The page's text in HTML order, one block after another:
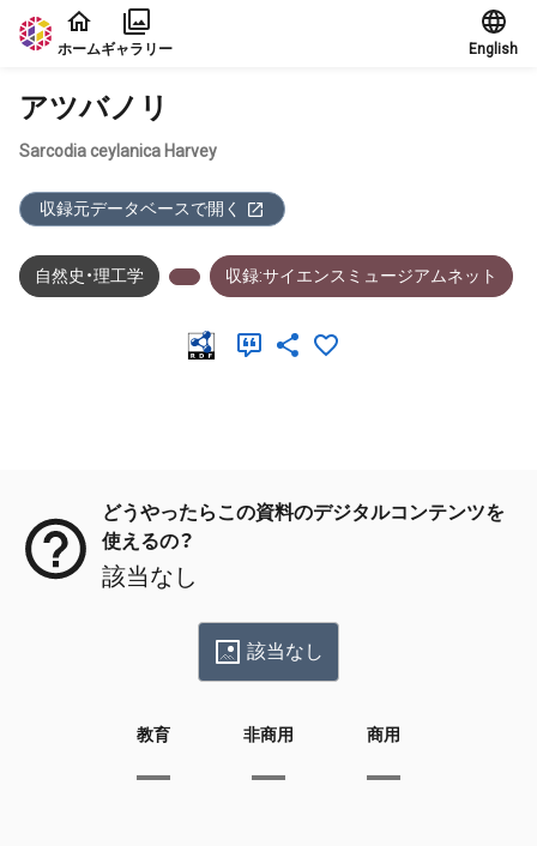
本文に飛ぶ
ホームギャラリー English
アツバノリ
Sarcodia ceylanica Harvey
収録元データベースで開く
自然史・理工学 収録:サイエンスミュージアムネット
どうやったらこの資料のデジタルコンテンツを
使えるの？
該当なし
該当なし
教育 非商用 商用